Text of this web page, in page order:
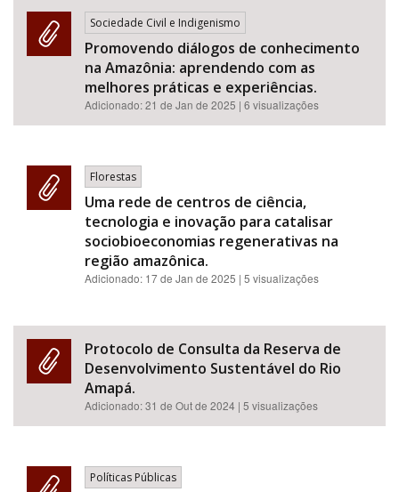
Sociedade Civil e Indigenismo
Promovendo diálogos de conhecimento
na Amazônia: aprendendo com as
melhores práticas e experiências.
Adicionado:21 de Jan de 2025 | 6 visualizações
Florestas
Uma rede de centros de ciência,
tecnologia e inovação para catalisar
sociobioeconomias regenerativas na
região amazônica.
Adicionado: 17 de Jan de 2025 | 5 visualizações
Protocolo de Consulta da Reserva de
Desenvolvimento Sustentável do Rio
Amapá.
Adicionado:31 de Out de 2024 | 5 visualizações
Políticas Públicas